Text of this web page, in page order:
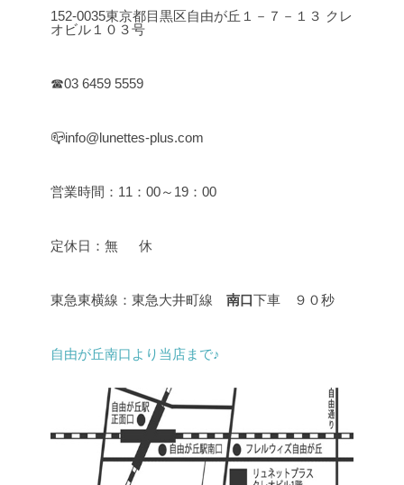
152-0035東京都目黒区自由が丘１－７－１３ クレ
オビル１０３号
☎03 6459 5559
📪info@lunettes-plus.com
営業時間：11：00～19：00
定休日：無 休
東急東横線：東急大井町線 南口下車 ９０秒
自由が丘南口より当店まで♪